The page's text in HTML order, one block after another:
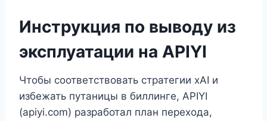
Инструкция по выводу из
эксплуатации на APIYI
Чтобы соответствовать стратегии xAI и
избежать путаницы в биллинге, APIYI
(apiyi.com) разработал план перехода,